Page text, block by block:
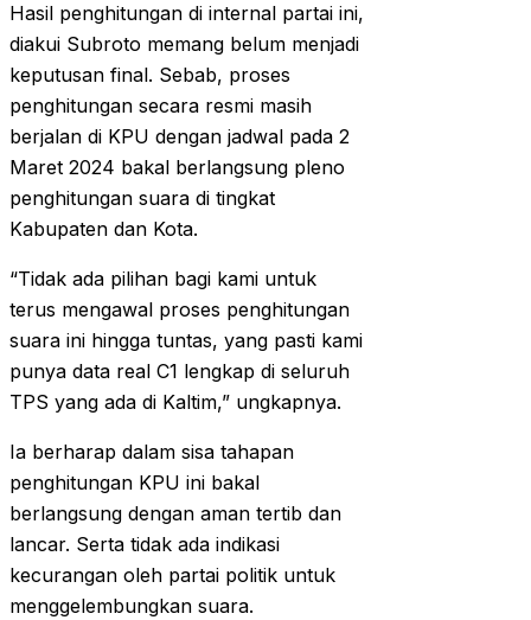
Hasil penghitungan di internal partai ini,
diakui Subroto memang belum menjadi
keputusan final. Sebab, proses
penghitungan secara resmi masih
berjalan di KPU dengan jadwal pada 2
Maret 2024 bakal berlangsung pleno
penghitungan suara di tingkat
Kabupaten dan Kota.
“Tidak ada pilihan bagi kami untuk
terus mengawal proses penghitungan
suara ini hingga tuntas, yang pasti kami
punya data real C1 lengkap di seluruh
TPS yang ada di Kaltim,” ungkapnya.
Ia berharap dalam sisa tahapan
penghitungan KPU ini bakal
berlangsung dengan aman tertib dan
lancar. Serta tidak ada indikasi
kecurangan oleh partai politik untuk
menggelembungkan suara.